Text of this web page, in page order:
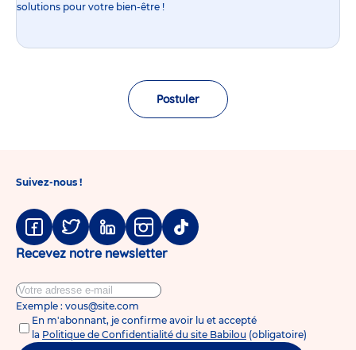
solutions pour votre bien-être !
Postuler
Suivez-nous !
Facebook
TwitterLinkedinInstagram
Tiktok
Recevez notre newsletter
Exemple : vous@site.com
En m'abonnant, je confirme avoir lu et accepté
la Politique de Confidentialité du site Babilou (obligatoire)